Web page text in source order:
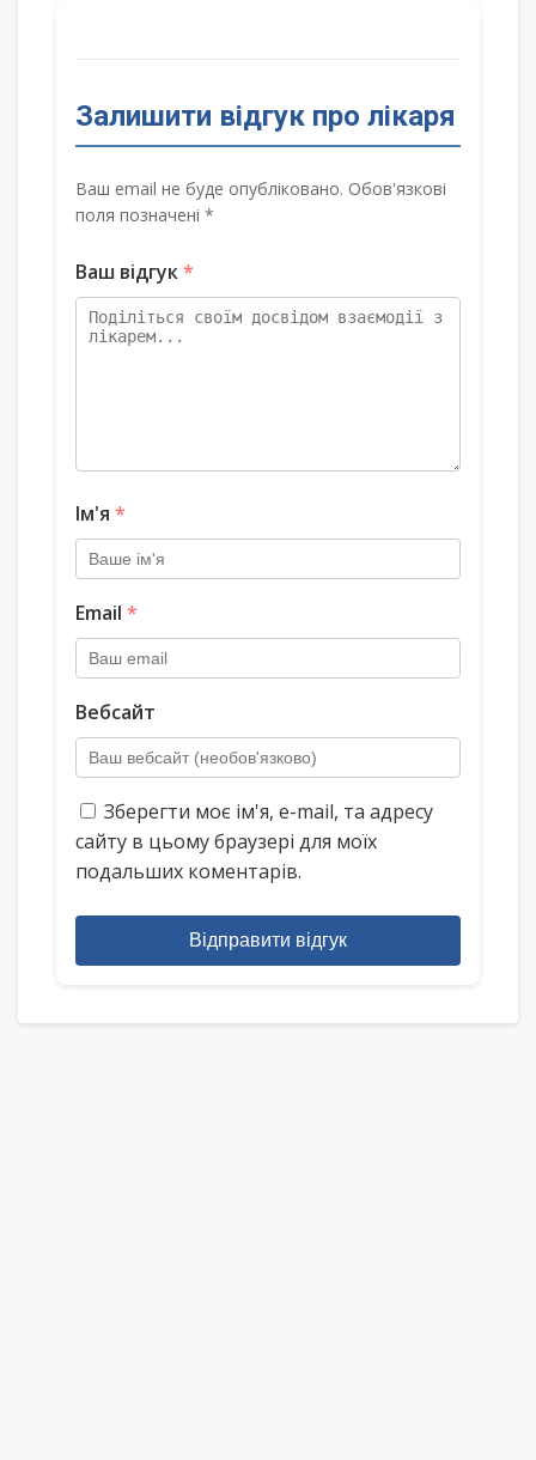
Залишити відгук про лікаря
Ваш email не буде опубліковано. Обов'язкові
поля позначені *
Ваш відгук*
Ім'я *
Email *
Вебсайт
Зберегти моє ім'я, e-mail, та адресу
сайту в цьому браузері для моїх
подальших коментарів.
Відправити відгук